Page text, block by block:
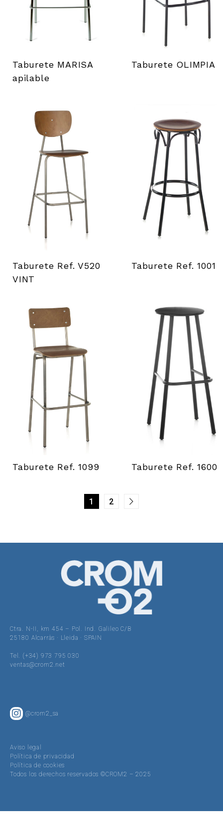
Taburete MARISA
apilable
Taburete OLIMPIA
Taburete Ref. V520
VINT
Taburete Ref. 1001
Taburete Ref. 1099 Taburete Ref. 1600
1 2
Ctra. N-II, km 454 – Pol. Ind. Galileo C/B
25180 Alcarràs · Lleida · SPAIN
Tel. (+34) 973 795 030
ventas@crom2.net
@crom2_sa
Aviso legal
Política de privacidad
Política de cookies
Todos los derechos reservados ©CROM2 – 2025